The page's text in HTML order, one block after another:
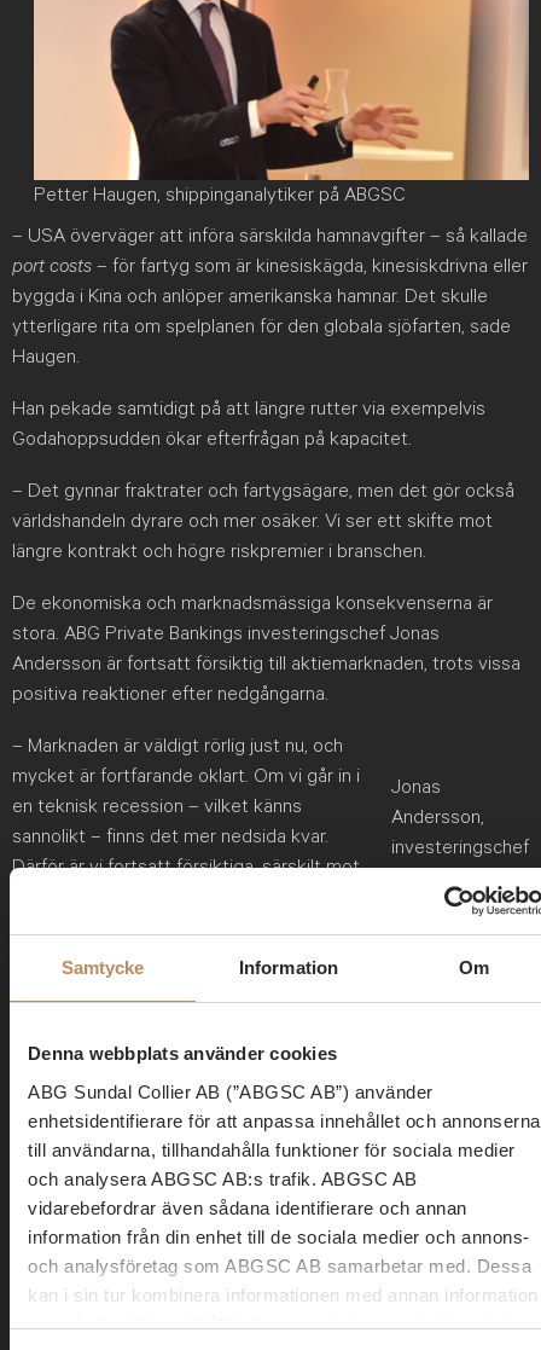
Samtycke Information Om
Denna webbplats använder cookies
ABG Sundal Collier AB (”ABGSC AB”) använder
enhetsidentifierare för att anpassa innehållet och annonserna
till användarna, tillhandahålla funktioner för sociala medier
och analysera ABGSC AB:s trafik. ABGSC AB
vidarebefordrar även sådana identifierare och annan
information från din enhet till de sociala medier och annons-
och analysföretag som ABGSC AB samarbetar med. Dessa
kan i sin tur kombinera informationen med annan information
som du har tillhandahållit eller som de har samlat in när du
Petter Haugen, shippinganalytiker på ABGSC
– USA överväger att införa särskilda hamnavgifter – så kallade
port costs – för fartyg som är kinesiskägda, kinesiskdrivna eller
byggda i Kina och anlöper amerikanska hamnar. Det skulle
ytterligare rita om spelplanen för den globala sjöfarten, sade
Haugen.
Han pekade samtidigt på att längre rutter via exempelvis
Godahoppsudden ökar efterfrågan på kapacitet.
– Det gynnar fraktrater och fartygsägare, men det gör också
världshandeln dyrare och mer osäker. Vi ser ett skifte mot
längre kontrakt och högre riskpremier i branschen.
De ekonomiska och marknadsmässiga konsekvenserna är
stora. ABG Private Bankings investeringschef Jonas
Andersson är fortsatt försiktig till aktiemarknaden, trots vissa
positiva reaktioner efter nedgångarna.
Jonas
Andersson,
investeringschef
Banking
– Marknaden är väldigt rörlig just nu, och
mycket är fortfarande oklart. Om vi går in i
en teknisk recession – vilket känns
sannolikt – finns det mer nedsida kvar.
Därför är vi fortsatt försiktiga, särskilt mot
utförsäljningar har skapat ett fönster för långsiktiga
investerare.
– När indexfonder och kortsiktiga flöden dumpar allt, uppstår
möjligheter att köpa kvalitetsbolag till rabatt. Det tycker jag
man ska utnyttja.
Jonas Andersson lyfte fram tre köpvärda bolag på det temat:
Vitec (Buy, riktkurs 650 kronor)
Serieförvärvare med stabil kassaflödesprofil
Affärskritisk nischmjukvara visar motståndskraft i oroligt